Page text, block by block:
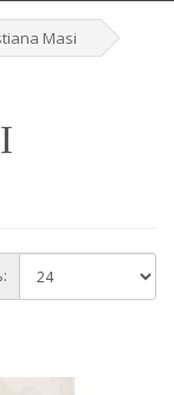
Masi